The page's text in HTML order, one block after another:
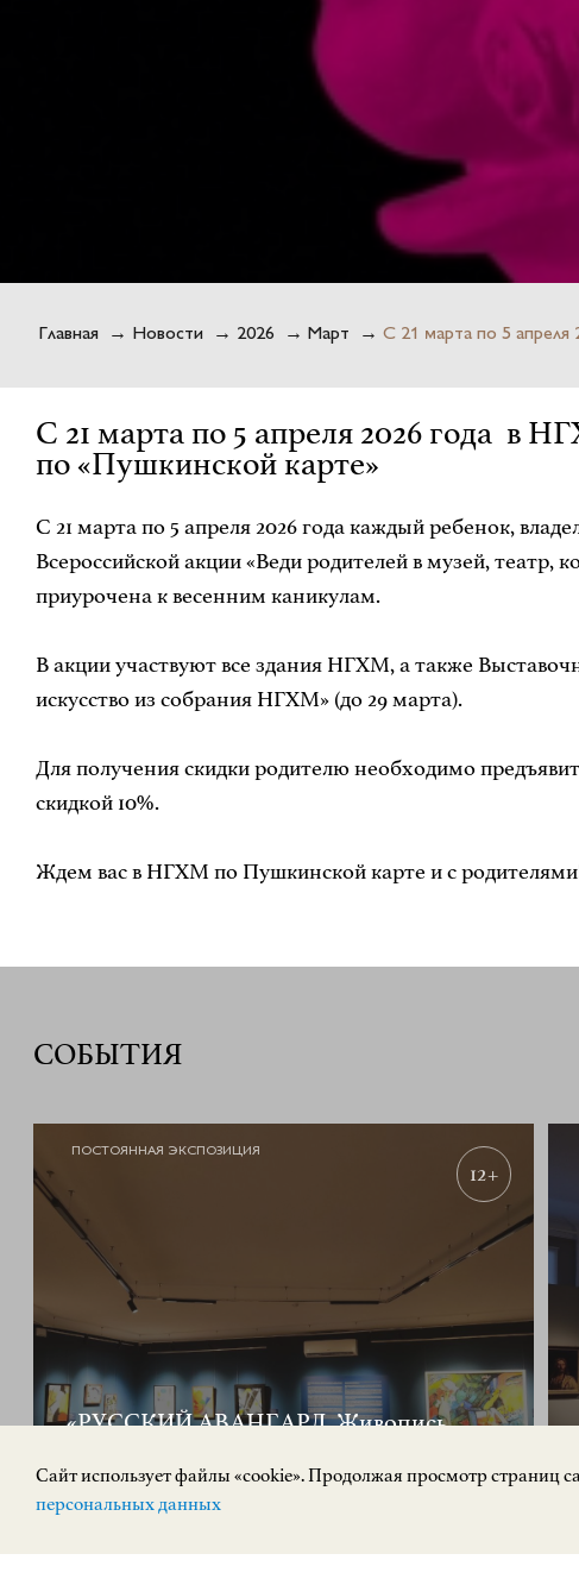
Главная → Новости → 2026 → Март → С 21 марта по 5
С 21 марта по 5 апреля 2026 года в
по «Пушкинской карте»
С 21 марта по 5 апреля 2026 года каждый ребенок,
Всероссийской акции «Веди родителей в музей,
приурочена к весенним каникулам.
В акции участвуют все здания НГХМ, а также
искусство из собрания НГХМ» (до 29 марта).
️Для получения скидки родителю необходимо
скидкой 10%.
Ждем вас в НГХМ по Пушкинской карте и с
СОБЫТИЯ
ПОСТОЯННАЯ ЭКСПОЗИЦИЯ
12+
«РУССКИЙ АВАНГАРД. Живопись,
ИСКУССТВО XX ВЕКА
Cайт использует файлы «cookie». Продолжая просмотр страниц
персональных данных